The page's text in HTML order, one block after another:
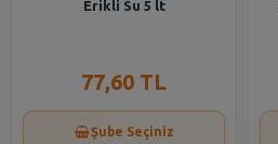
Erikli Su 5 lt
77,60 TL
Şube Seçiniz